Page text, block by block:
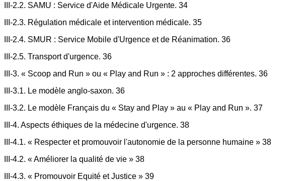
III-2.2. SAMU : Service d'Aide Médicale Urgente. 34
III-2.3. Régulation médicale et intervention médicale. 35
III-2.4. SMUR : Service Mobile d'Urgence et de Réanimation. 36
III-2.5. Transport d'urgence. 36
III-3. « Scoop and Run » ou « Play and Run » : 2 approches différentes. 36
III-3.1. Le modèle anglo-saxon. 36
III-3.2. Le modèle Français du « Stay and Play » au « Play and Run ». 37
III-4. Aspects éthiques de la médecine d'urgence. 38
III-4.1. « Respecter et promouvoir l'autonomie de la personne humaine » 38
III-4.2. « Améliorer la qualité de vie » 38
III-4.3. « Promouvoir Equité et Justice » 39